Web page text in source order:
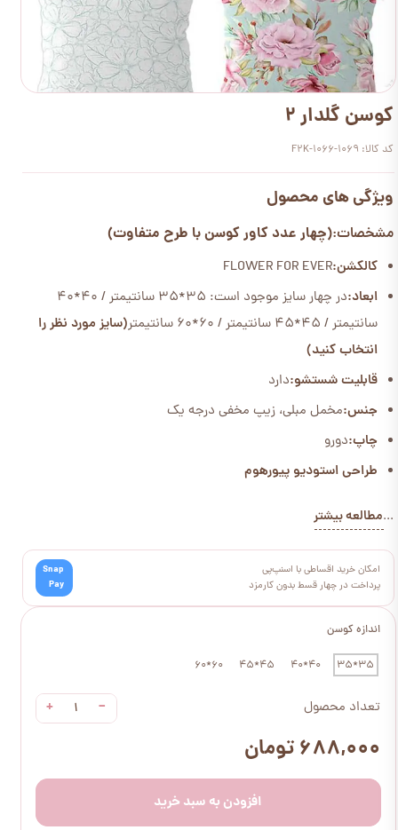
اندازه کوسن
35*35
40*40
45*45
60*60
تعداد محصول −
+
۶۸۸,۰۰۰ تومان
افزودن به سبد خرید
کوسن گلدار 2
کد کالا: F2K-1066-1069
ویژگی های محصول
مشخصات:(چهار عدد کاور کوسن با طرح متفاوت)
کالکشن:FLOWER FOR EVER
ابعاد:
در چهار سایز موجود است: 35*35 سانتیمتر / 40*40
سانتیمتر / 45*45 سانتیمتر / 60*60 سانتیمتر
(سایز مورد نظر را
انتخاب کنید)
قابلیت شستشو:دارد
جنس:مخمل مبلی، زیپ مخفی درجه یک
چاپ:دورو
طراحی استودیو پیورهوم
...مطالعه بیشتر
امکان خرید اقساطی با اسنپ‌پی
پرداخت در چهار قسط بدون کارمزد
Snap
Pay